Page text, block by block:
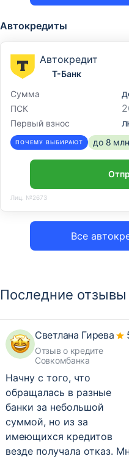
Автокредиты
Все
Автокредит
Т-Банк
Сумма
ПСК
Первый взнос
ПОЧЕМУ ВЫБИРАЮТ до 8
Лиц. №2673
Последние отзывы
Светлана Гирева
Отзыв о кредите
Совкомбанка
Начну с того, что
обращалась в разные
банки за небольшой
суммой, но из за
имеющихся кредитов
везде получала отказ.